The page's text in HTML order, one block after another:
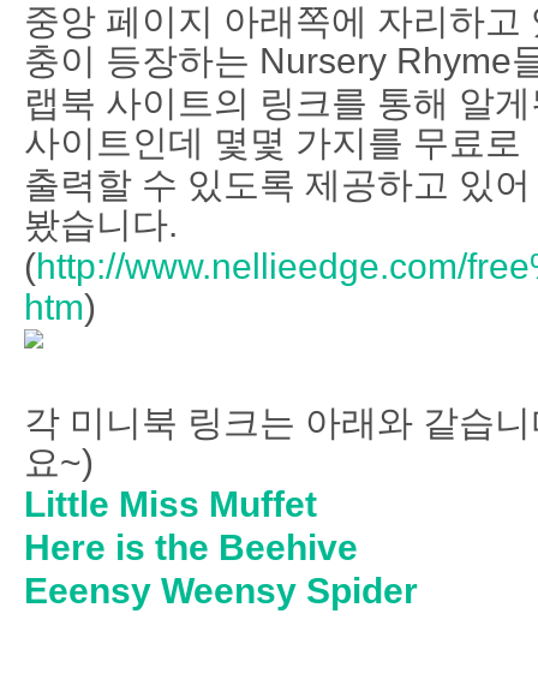
중앙 페이지 아래쪽에 자리하고
충이 등장하는 Nursery Rhyme
랩북 사이트의 링크를 통해 알
사이트인데 몇몇 가지를 무료로
출력할 수 있도록 제공하고 있
봤습니다.
(http://www.nellieedge.com/
htm)
각 미니북 링크는 아래와 같습
요~)
Little Miss Muffet
Here is the Beehive
Eeensy Weensy Spider